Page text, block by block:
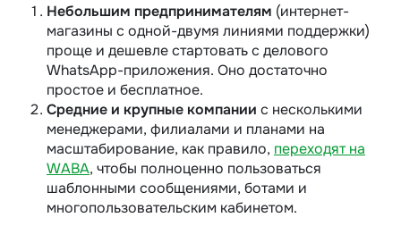
Небольшим предпринимателям (интернет-
магазины с одной-двумя линиями поддержки)
проще и дешевле стартовать с делового
WhatsApp-приложения. Оно достаточно
простое и бесплатное.
Средние и крупные компании с несколькими
менеджерами, филиалами и планами на
масштабирование, как правило, переходят на
WABA, чтобы полноценно пользоваться
шаблонными сообщениями, ботами и
многопользовательским кабинетом.